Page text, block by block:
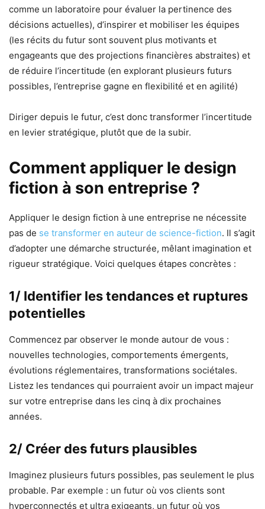
comme un laboratoire pour évaluer la pertinence des
décisions actuelles), d’inspirer et mobiliser les équipes
(les récits du futur sont souvent plus motivants et
engageants que des projections financières abstraites) et
de réduire l’incertitude (en explorant plusieurs futurs
possibles, l’entreprise gagne en flexibilité et en agilité)
Diriger depuis le futur, c’est donc transformer l’incertitude
en levier stratégique, plutôt que de la subir.
Comment appliquer le design
fiction à son entreprise ?
Appliquer le design fiction à une entreprise ne nécessite
pas de se transformer en auteur de science-fiction. Il s’agit
d’adopter une démarche structurée, mêlant imagination et
rigueur stratégique. Voici quelques étapes concrètes :
1/ Identifier les tendances et ruptures
potentielles
Commencez par observer le monde autour de vous :
nouvelles technologies, comportements émergents,
évolutions réglementaires, transformations sociétales.
Listez les tendances qui pourraient avoir un impact majeur
sur votre entreprise dans les cinq à dix prochaines
années.
2/ Créer des futurs plausibles
Imaginez plusieurs futurs possibles, pas seulement le plus
probable. Par exemple : un futur où vos clients sont
hyperconnectés et ultra exigeants, un futur où vos